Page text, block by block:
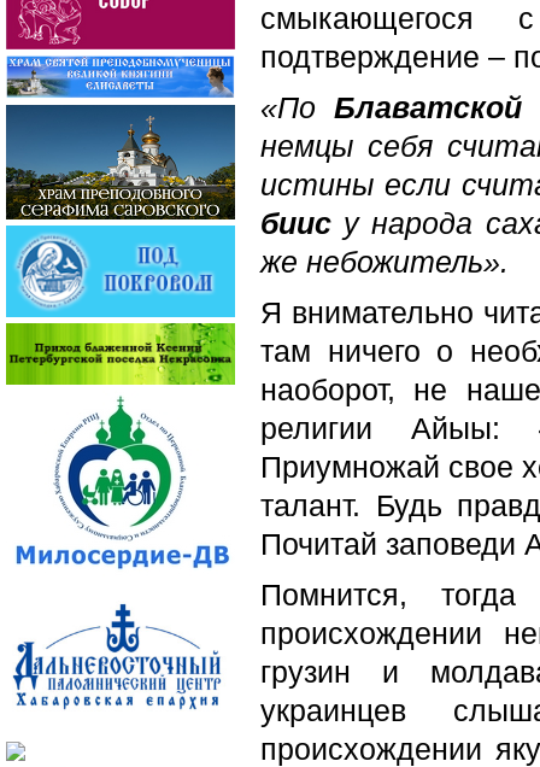
подтверждение –
«ПоБлаватской
немцы себя
истины если
биис у народа
же небожитель».
Я внимательно
там ничего о
наоборот, не
религии Айыы:
Приумножай свое
талант. Будь
Почитай заповеди
Помнится,
происхождении
грузин и
украинцев
происхождении